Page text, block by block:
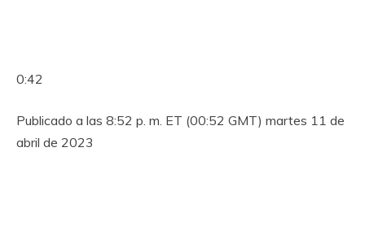
0:42
Publicado a las 8:52 p. m. ET (00:52 GMT) martes 11 de
abril de 2023